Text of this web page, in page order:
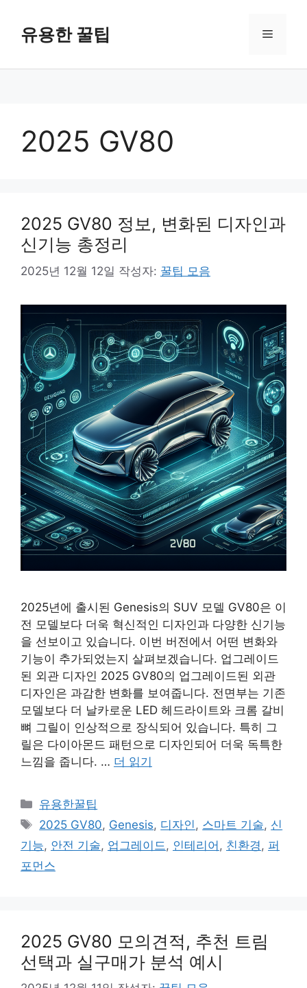
유용한 꿀팁 메
2025 GV80
2025 GV80 정보, 변화된 디자인과
신기능 총정리
2025년 12월 12일 작성자: 꿀팁 모음
2025년에 출시된 Genesis의 SUV 모델 GV80은 이
전 모델보다 더욱 혁신적인 디자인과 다양한 신기능
을 선보이고 있습니다. 이번 버전에서 어떤 변화와
기능이 추가되었는지 살펴보겠습니다. 업그레이드
된 외관 디자인 2025 GV80의 업그레이드된 외관
디자인은 과감한 변화를 보여줍니다. 전면부는 기존
모델보다 더 날카로운 LED 헤드라이트와 크롬 갈비
뼈 그릴이 인상적으로 장식되어 있습니다. 특히 그
릴은 다이아몬드 패턴으로 디자인되어 더욱 독특한
느낌을 줍니다. … 더 읽기
카
테
리
유용한꿀팁
태
2025 GV80, Genesis, 디자인 , 스마트 기술, 신
기능, 안전 기술, 업그레이드 , 인테리어 , 친환경 , 퍼
포먼스
2025 GV80 모의견적, 추천 트림
선택과 실구매가 분석 예시